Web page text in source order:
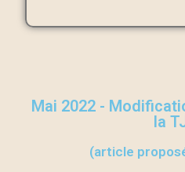
Mai 2022 -
la
(article